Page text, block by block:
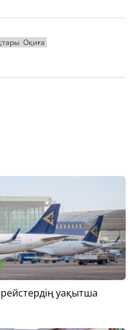
Оқиға
уақытша